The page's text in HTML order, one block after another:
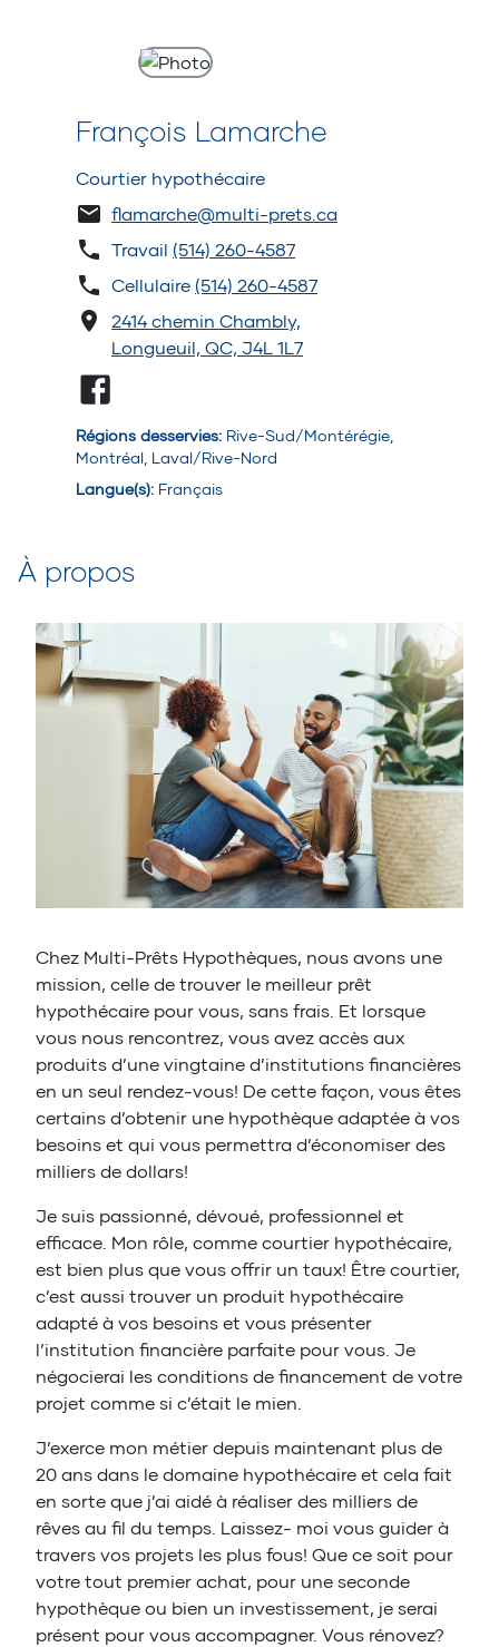
François Lamarche
Courtier hypothécaire
flamarche@multi-prets.ca
Travail (514) 260-4587
Cellulaire (514) 260-4587
2414 chemin Chambly,
Longueuil, QC, J4L 1L7
Régions desservies: Rive-Sud/Montérégie,
Montréal, Laval/Rive-Nord
Langue(s): Français
À propos
Chez Multi-Prêts Hypothèques, nous avons une
mission, celle de trouver le meilleur prêt
hypothécaire pour vous, sans frais. Et lorsque
vous nous rencontrez, vous avez accès aux
produits d’une vingtaine d’institutions financières
en un seul rendez-vous! De cette façon, vous êtes
certains d’obtenir une hypothèque adaptée à vos
besoins et qui vous permettra d’économiser des
milliers de dollars!
Je suis passionné, dévoué, professionnel et
efficace. Mon rôle, comme courtier hypothécaire,
est bien plus que vous offrir un taux! Être courtier,
c’est aussi trouver un produit hypothécaire
adapté à vos besoins et vous présenter
l’institution financière parfaite pour vous. Je
négocierai les conditions de financement de votre
projet comme si c’était le mien.
J’exerce mon métier depuis maintenant plus de
20 ans dans le domaine hypothécaire et cela fait
en sorte que j’ai aidé à réaliser des milliers de
rêves au fil du temps. Laissez- moi vous guider à
travers vos projets les plus fous! Que ce soit pour
votre tout premier achat, pour une seconde
hypothèque ou bien un investissement, je serai
présent pour vous accompagner. Vous rénovez?